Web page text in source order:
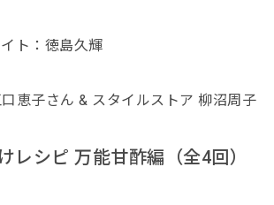
ト：徳島久輝
恵子さん & スタイルストア 柳沼周子
レシピ 万能甘酢編（全4回）